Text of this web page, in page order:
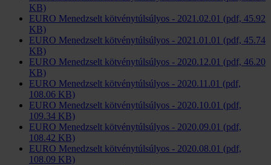
KB)
EURO Menedzselt kötvénytúlsúlyos - 2021.02.01 (pdf, 45.92
KB)
EURO Menedzselt kötvénytúlsúlyos - 2021.01.01 (pdf, 45.74
KB)
EURO Menedzselt kötvénytúlsúlyos - 2020.12.01 (pdf, 46.20
KB)
EURO Menedzselt kötvénytúlsúlyos - 2020.11.01 (pdf,
108.06 KB)
EURO Menedzselt kötvénytúlsúlyos - 2020.10.01 (pdf,
109.34 KB)
EURO Menedzselt kötvénytúlsúlyos - 2020.09.01 (pdf,
108.42 KB)
EURO Menedzselt kötvénytúlsúlyos - 2020.08.01 (pdf,
108.09 KB)